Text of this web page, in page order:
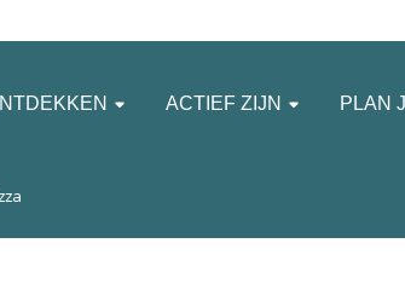
ACTIEF ZIJN PLAN